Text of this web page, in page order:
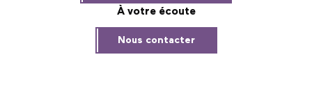
À votre écoute
Nous contacter